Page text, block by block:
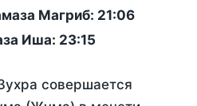
Магриб: 21:06
Иша: 23:15
совершается